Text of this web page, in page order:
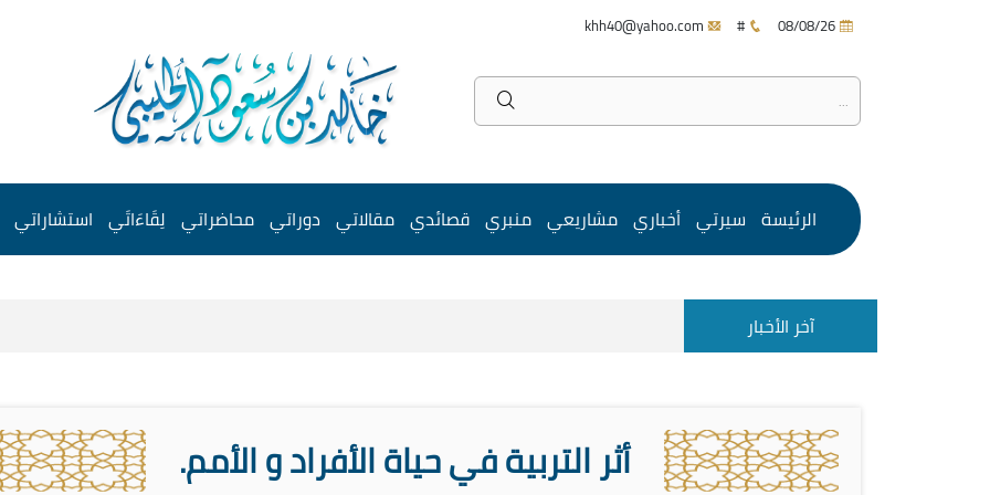
#
الرئيسة سيرتي أخباري مشاريعي منبري قصائدي مقالاتي دوراتي محاضراتي لِقَاءَاتَي استشاراتي
آخر الأخبار
أثر التربية في حياة الأفراد و الأمم.